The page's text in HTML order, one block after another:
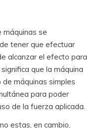
se
tener que efectuar
alcanzar el efecto para
que la máquina
de máquinas simples
para poder
de la fuerza aplicada.
estas, en cambio,